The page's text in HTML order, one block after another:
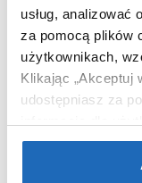
usług, analizować
za pomocą plików
użytkownikach,
Klikając „Akceptuj
udostępniasz za
partnerzy
wymagane pliki
Nr
Dłuższy bok
Krótszy bok